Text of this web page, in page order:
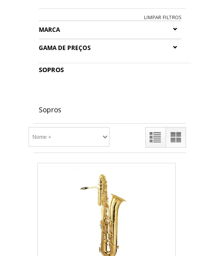
LIMPAR FILTROS
MARCA
GAMA DE PREÇOS
SOPROS
Sopros